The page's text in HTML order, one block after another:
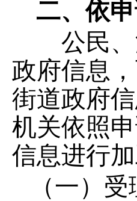
二、依
公民、
政府信息
街道政府
机关依照
信息进行加
（一）